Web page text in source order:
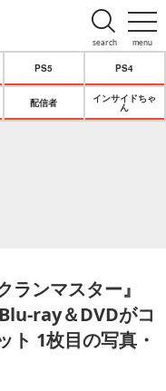
menu
search
PS5 PS4
配信者
インサイドちゃ
ん
ランマスター』
ray＆DVDがコ
1枚目の写真・